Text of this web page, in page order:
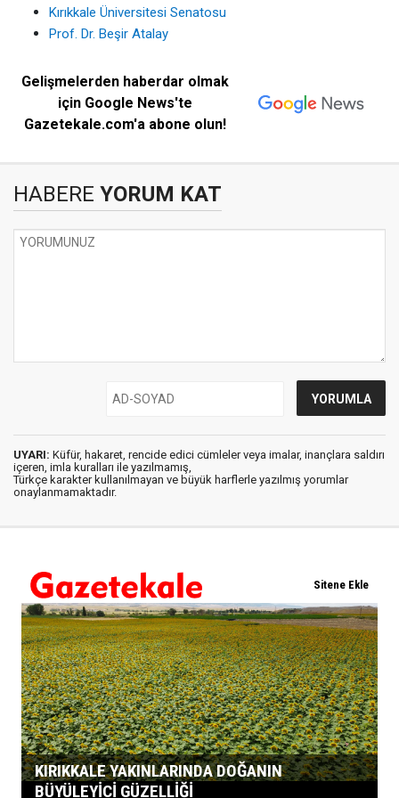
Kırıkkale Üniversitesi Senatosu
Prof. Dr. Beşir Atalay
Gelişmelerden haberdar olmak
için Google News'te
Gazetekale.com'a abone olun!
HABERE YORUM KAT
UYARI: Küfür, hakaret, rencide edici cümleler veya imalar, inançlara saldırı
içeren, imla kuralları ile yazılmamış,
Türkçe karakter kullanılmayan ve büyük harflerle yazılmış yorumlar
onaylanmamaktadır.